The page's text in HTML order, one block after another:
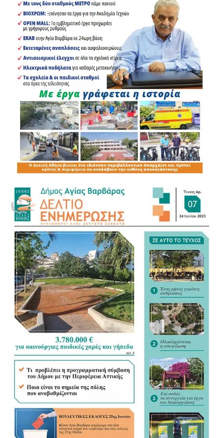
Αναλυτικά καταγράφηκαν:
19 παραβάσεις για μη χρήση κράνους
6 παραβάσεις για μη χρήση ζώνης ασφαλείας
5 περιπτώσεις στέρησης άδειας οδήγησης
4 παραβάσεις για χρήση κινητού τηλεφώνου
κατά την οδήγηση
1 παράβαση σχετική με ΚΤΕΟ
1 παραβίαση απαγορευτικής πινακίδας
1 παράβαση για επίδειξη οδηγικής ικανότητας
25 λοιπές παραβάσεις του ΚΟΚ
ιδιαίτερα γύρω από το Μετρό, τους κεντρικούς δρόμους
και τα σχολικά συγκροτήματα, ενισχύει την πρόληψη και
την αποτροπή παραβατικών συμπεριφορών.
Οι συστηματικοί έλεγχοι συμβάλλουν ουσιαστικά στην
προστασία των κατοίκων, των πεζών και των οδηγών,
ενώ στέλνουν σαφές μήνυμα ότι επικίνδυνες και
παραβατικές συμπεριφορές δεν θα μένουν ανεξέλεγκτες.
Η Αγία Βαρβάρα αποκτά καθημερινά ισχυρότερη
αστυνομική παρουσία και ένα ενισχυμένο πλέγμα
ασφάλειας για όλους τους πολίτες.